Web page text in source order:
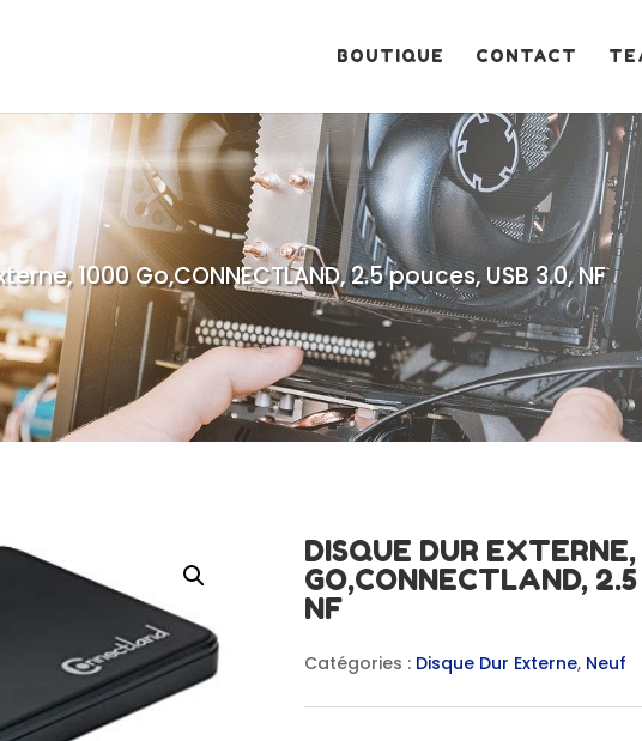
BOUTIQUE CONTACT
1000 Go,CONNECTLAND, 2.5 pouces, USB 3.0, NF
DISQUE DUR
GO,CONNECTLAND,
NF
Catégories : Disque Dur Externe, Neuf